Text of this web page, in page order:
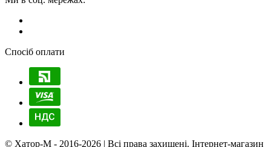
Спосіб оплати
© Хатор-М - 2016-2026 | Всі права захищені. Iнтернет-магазин